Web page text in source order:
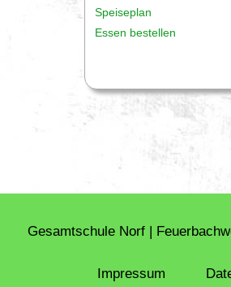
Speiseplan
Essen bestellen
Gesamtschule Norf |
Impressum